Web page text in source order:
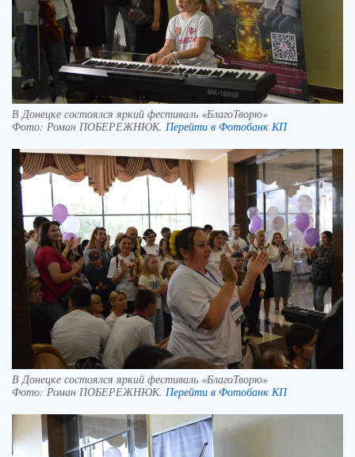
В Донецке состоялся яркий фестиваль «БлагоТворю»
Фото: Роман ПОБЕРЕЖНЮК. Перейти в Фотобанк КП
В Донецке состоялся яркий фестиваль «БлагоТворю»
Фото: Роман ПОБЕРЕЖНЮК. Перейти в Фотобанк КП